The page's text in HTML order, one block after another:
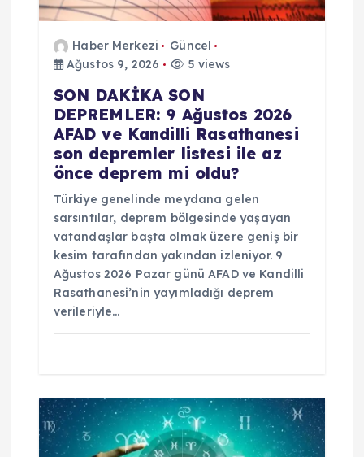
s
Haber Merkezi
Güncel
Ağustos 9, 2026
5 views
SON DAKİKA SON
DEPREMLER: 9 Ağustos 2026
AFAD ve Kandilli Rasathanesi
son depremler listesi ile az
önce deprem mi oldu?
Türkiye genelinde meydana gelen
sarsıntılar, deprem bölgesinde yaşayan
vatandaşlar başta olmak üzere geniş bir
kesim tarafından yakından izleniyor. 9
Ağustos 2026 Pazar günü AFAD ve Kandilli
Rasathanesi’nin yayımladığı deprem
verileriyle…